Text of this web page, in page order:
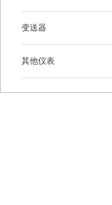
变送器
其他仪表